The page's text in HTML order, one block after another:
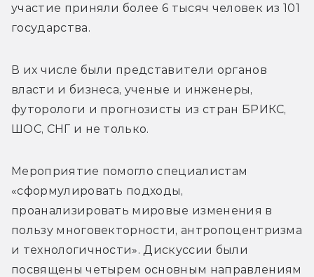
участие приняли более 6 тысяч человек из 101
государства.
В их числе были представители органов
власти и бизнеса, ученые и инженеры,
футорологи и прогнозисты из стран БРИКС,
ШОС, СНГ и не только.
Мероприятие помогло специалистам
проанализировать мировые изменения в
пользу многовекторности, антропоцентризма
и технологичности». Дискуссии были
посвящены четырем основным направлениям